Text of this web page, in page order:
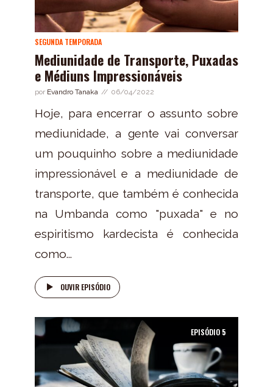
SEGUNDA TEMPORADA
Mediunidade de Transporte, Puxadas
e Médiuns Impressionáveis
por Evandro Tanaka 06/04/2022
Hoje, para encerrar o assunto sobre
mediunidade, a gente vai conversar
um pouquinho sobre a mediunidade
impressionável e a mediunidade de
transporte, que também é conhecida
na Umbanda como "puxada" e no
espiritismo kardecista é conhecida
como...
OUVIR EPISÓDIO
EPISÓDIO 5